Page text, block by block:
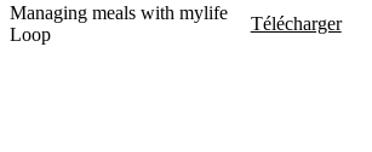
Managing meals with mylife
Loop
Télécharger